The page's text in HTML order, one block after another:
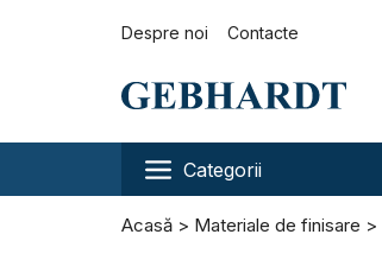
Despre noi Contacte
Categorii
Acasă Materiale de finisare